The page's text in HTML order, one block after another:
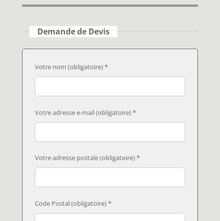
Demande de Devis
Votre nom (obligatoire) *
Votre adresse e-mail (obligatoire) *
Votre adresse postale (obligatoire) *
Code Postal (obligatoire) *